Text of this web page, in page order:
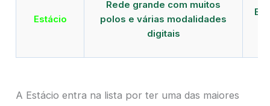
Estácio
Rede grande com muitos
polos e várias modalidades
digitais
A Estácio entra na lista por ter uma das maiores